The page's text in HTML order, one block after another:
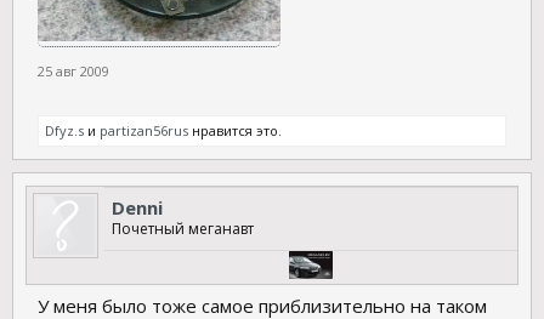
25 авг 2009
Dfyz.s и partizan56rus нравится это.
Denni
Почетный меганавт
У меня было тоже самое приблизительно на таком